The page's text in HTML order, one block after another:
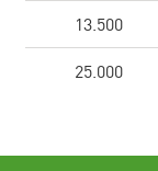
13.500
25.000